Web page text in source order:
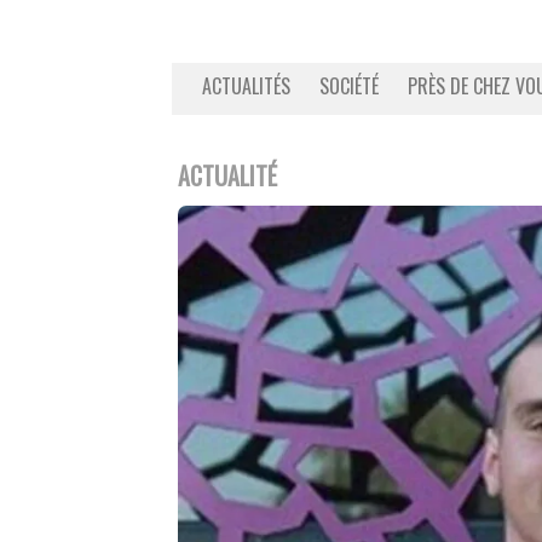
ACTUALITÉS SOCIÉTÉ PRÈS DE CHEZ
ACTUALITÉ